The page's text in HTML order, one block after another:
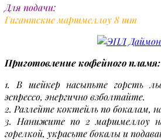
Для подачи:
Гигантские маршмеллоу 8 шт
Приготовление кофейного пламя:
1. В шейкер насыпьте горсть
эспрессо, энергично взболтайте.
2. Разлейте коктейль по бокалам,
3. Нанижите по 2 маршмеллоу
горелкой, украсьте бокалы и